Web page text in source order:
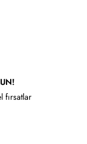
fırsatlar